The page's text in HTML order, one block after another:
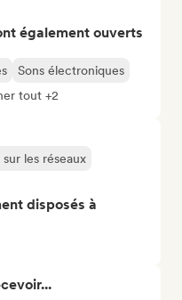
également ouverts
Sons électroniques
tout +2
sur les réseaux
disposés à